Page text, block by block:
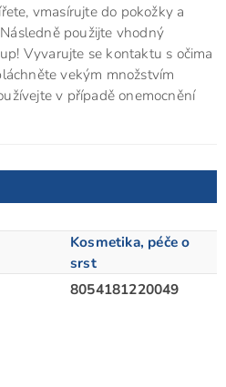
vmasírujte do pokožky a
použijte vhodný
Vyvarujte se kontaktu s očima
vekým množstvím
v případě onemocnění
Kosmetika, péče o
srst
8054181220049